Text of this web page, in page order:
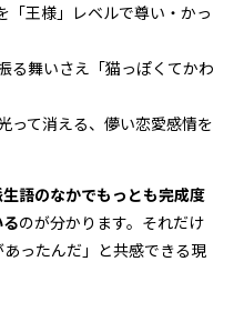
「王様」レベルで尊い・かっ
る舞いさえ「猫っぽくてかわ
って消える、儚い恋愛感情を
生語のなかでもっとも完成度
のが分かります。それだけ
ったんだ」と共感できる現